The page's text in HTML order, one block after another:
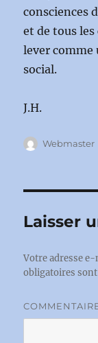
consciences
et de tous
lever comme
social.
J.H.
Auteur
Webmaster
Laisser
Votre adresse e-
obligatoires